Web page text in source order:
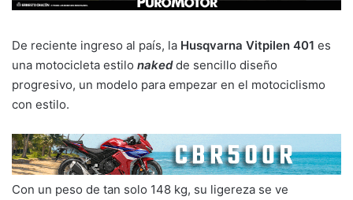
De reciente ingreso al país, la Husqvarna Vitpilen 401 es
una motocicleta estilo nakedde sencillo diseño
progresivo, un modelo para empezar en el motociclismo
con estilo.
Con un peso de tan solo 148 kg, su ligereza se ve